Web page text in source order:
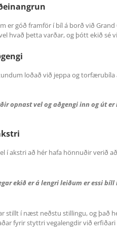
er góð framför í bíl á borð við
hvað þetta varðar, og þótt ekið sé
loðað við jeppa og
opnast vel og aðgengi inn og út
í akstri að hér hafa hönnuðir verið
ekið er á lengri leiðum er essi
stillt í næst neðstu stillingu, og það
fyrir styttri vegalengdir við